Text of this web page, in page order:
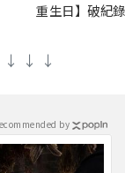
重生日】破紀
↓ ↓ ↓
by